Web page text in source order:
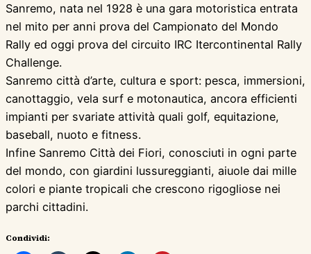
Sanremo, nata nel 1928 è una gara motoristica entrata
nel mito per anni prova del Campionato del Mondo
Rally ed oggi prova del circuito IRC Itercontinental Rally
Challenge.
Sanremo città d’arte, cultura e sport: pesca, immersioni,
canottaggio, vela surf e motonautica, ancora efficienti
impianti per svariate attività quali golf, equitazione,
baseball, nuoto e fitness.
Infine Sanremo Città dei Fiori, conosciuti in ogni parte
del mondo, con giardini lussureggianti, aiuole dai mille
colori e piante tropicali che crescono rigogliose nei
parchi cittadini.
Condividi: